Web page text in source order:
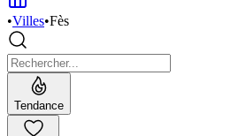
•Villes•Fès
Tendance